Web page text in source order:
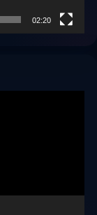
02:20